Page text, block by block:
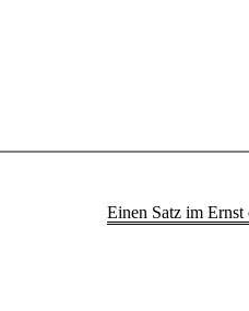
Einen Satz im Ernst